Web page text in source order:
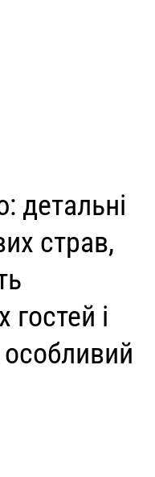
детальні
страв,
гостей і